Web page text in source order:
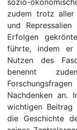
zudem trotz aller
und
Erfolgen
führte, indem er
Nutzen des
benennt
Nachdenken an.
wichtigen Beitrag
die Geschichte